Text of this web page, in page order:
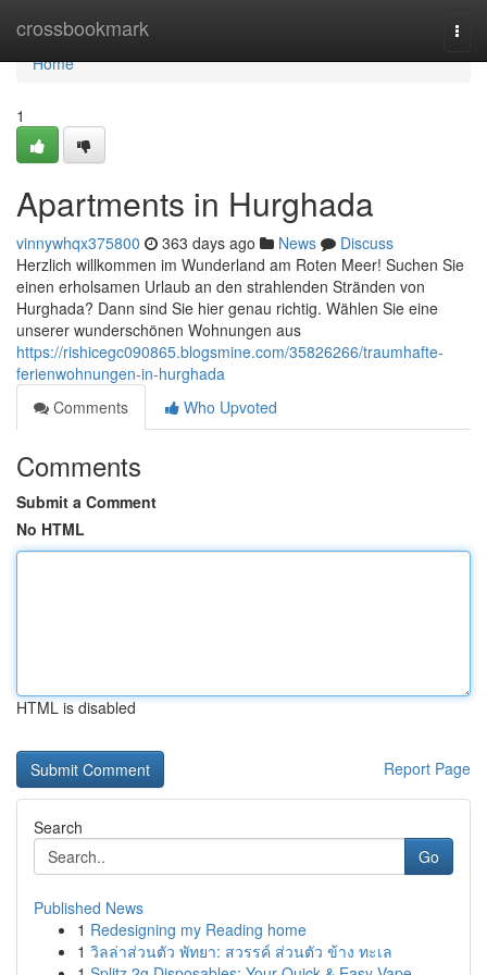
crossbookmark
Home
Home
1
Apartments in Hurghada
vinnywhqx375800 363 days ago News
Discuss
Herzlich willkommen im Wunderland am Roten Meer! Suchen Sie
einen erholsamen Urlaub an den strahlenden Stränden von
Hurghada? Dann sind Sie hier genau richtig. Wählen Sie eine
unserer wunderschönen Wohnungen aus
https://rishicegc090865.blogsmine.com/35826266/traumhafte-
ferienwohnungen-in-hurghada
Comments
Who Upvoted
Comments
Submit a Comment
No HTML
HTML is disabled
Report Page
Search
Go
Published News
1 Redesigning my Reading home
1 วิลล่าส่วนตัว พัทยา: สวรรค์ ส่วนตัว ข้าง ทะเล